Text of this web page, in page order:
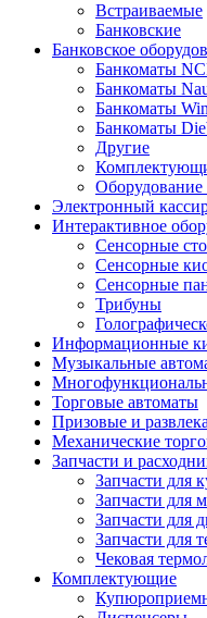
Встраиваемые
Банковские
Банковское
Банкоматы
Банкоматы
Банкоматы
Банкоматы
Другие
Электронный
Интерактивное
Сенсорные
Сенсорные
Сенсорные
Трибуны
Информационные
Музыкальные
Торговые автоматы
Призовые и
Механические
Запчасти и
Запчасти для
Запчасти для
Запчасти для
Запчасти для
Чековая
Комплектующие